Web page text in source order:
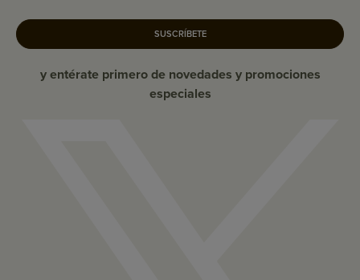
SUSCRÍBETE
y entérate primero de novedades y promociones
especiales